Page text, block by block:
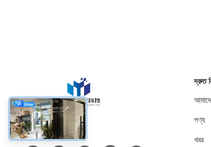
সোশ্যাল মিডিয়া
দ্রুত
পণ্য
খবর